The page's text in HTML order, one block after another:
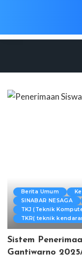
Berita Umum
SINABAR NESAGA
TKJ (Teknik
TKR( teknik
Sistem
Gantiwarno